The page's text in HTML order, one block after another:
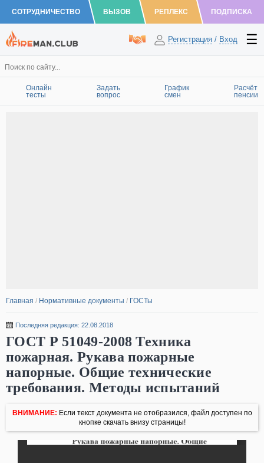
СОТРУДНИЧЕСТВО ВЫЗОВ РЕПЛЕКС ПОДПИСКА
Регистрация / Вход
Онлайн
тесты
Задать
вопрос
График
смен
Расчёт
пенсии
Главная / Нормативные документы / ГОСТы
Последняя редакция: 22.08.2018
ГОСТ Р 51049-2008 Техника
пожарная. Рукава пожарные
напорные. Общие технические
требования. Методы испытаний
ВНИМАНИЕ: Если текст документа не отобразился, файл доступен по
кнопке скачать внизу страницы!